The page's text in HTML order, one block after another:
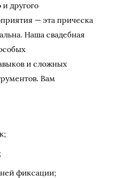
другого
— эта прическа
Наша свадебная
и сложных
Вам
фиксации;